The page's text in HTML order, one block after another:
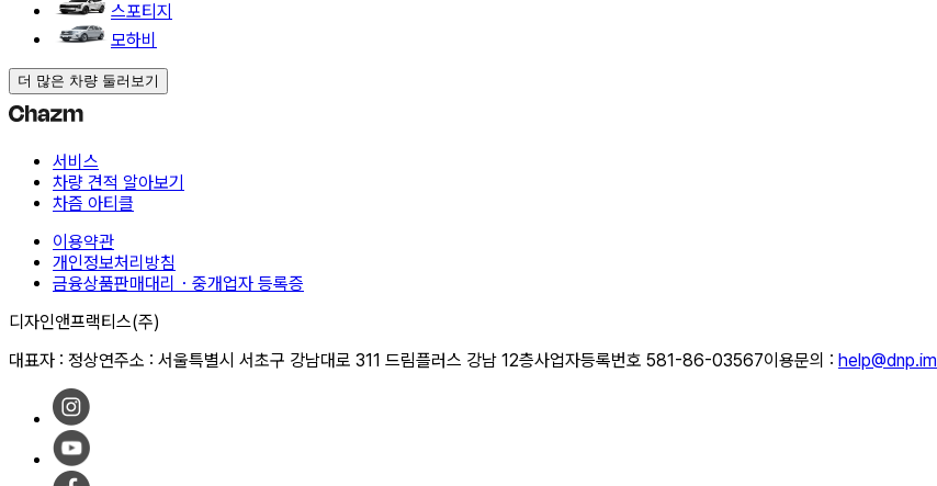
스포티지
모하비
더 많은 차량 둘러보기
서비스
차량 견적 알아보기
차즘 아티클
이용약관
개인정보처리방침
금융상품판매대리・중개업자 등록증
디자인앤프랙티스(주)
대표자 : 정상연주소 : 서울특별시 서초구 강남대로 311 드림플러스 강남 12층사업자등록번호 581-86-03567이용문의 : help@dnp.im